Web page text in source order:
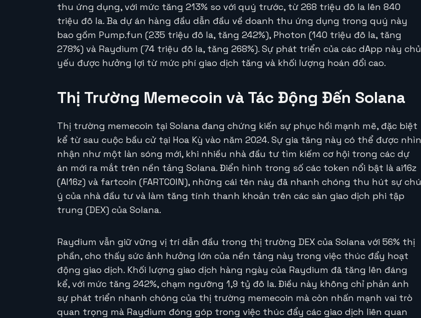
thu ứng dụng, với mức tăng 213% so với quý trước, từ 268 triệu đô la lên 840
triệu đô la. Ba dự án hàng đầu dẫn đầu về doanh thu ứng dụng trong quý này
bao gồm Pump.fun (235 triệu đô la, tăng 242%), Photon (140 triệu đô la, tăng
278%) và Raydium (74 triệu đô la, tăng 268%). Sự phát triển của các dApp này chủ
yếu được hưởng lợi từ mức phí giao dịch tăng và khối lượng hoán đổi cao.
Thị Trường Memecoin và Tác Động Đến Solana
Thị trường memecoin tại Solana đang chứng kiến sự phục hồi mạnh mẽ, đặc biệt
kể từ sau cuộc bầu cử tại Hoa Kỳ vào năm 2024. Sự gia tăng này có thể được nhìn
nhận như một làn sóng mới, khi nhiều nhà đầu tư tìm kiếm cơ hội trong các dự
án mới ra mắt trên nền tảng Solana. Điển hình trong số các token nổi bật là ai16z
(AI16z) và fartcoin (FARTCOIN), những cái tên này đã nhanh chóng thu hút sự chú
ý của nhà đầu tư và làm tăng tính thanh khoản trên các sàn giao dịch phi tập
trung (DEX) của Solana.
Raydium vẫn giữ vững vị trí dẫn đầu trong thị trường DEX của Solana với 56% thị
phần, cho thấy sức ảnh hưởng lớn của nền tảng này trong việc thúc đẩy hoạt
động giao dịch. Khối lượng giao dịch hàng ngày của Raydium đã tăng lên đáng
kể, với mức tăng 242%, chạm ngưỡng 1,9 tỷ đô la. Điều này không chỉ phản ánh
sự phát triển nhanh chóng của thị trường memecoin mà còn nhấn mạnh vai trò
quan trọng mà Raydium đóng góp trong việc thúc đẩy các giao dịch liên quan